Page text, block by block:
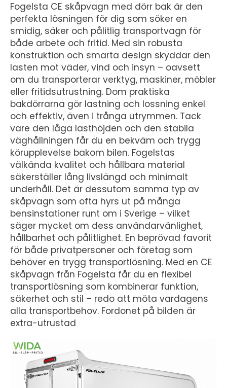
Fogelsta CE skåpvagn med dörr bak är den
perfekta lösningen för dig som söker en
smidig, säker och pålitlig transportvagn för
både arbete och fritid. Med sin robusta
konstruktion och smarta design skyddar den
lasten mot väder, vind och insyn – oavsett
om du transporterar verktyg, maskiner, möbler
eller fritidsutrustning. Dom praktiska
bakdörrarna gör lastning och lossning enkel
och effektiv, även i trånga utrymmen. Tack
vare den låga lasthöjden och den stabila
väghållningen får du en bekväm och trygg
körupplevelse bakom bilen. Fogelstas
välkända kvalitet och hållbara material
säkerställer lång livslängd och minimalt
underhåll. Det är dessutom samma typ av
skåpvagn som ofta hyrs ut på många
bensinstationer runt om i Sverige – vilket
säger mycket om dess användarvänlighet,
hållbarhet och pålitlighet. En beprövad favorit
för både privatpersoner och företag som
behöver en trygg transportlösning. Med en CE
skåpvagn från Fogelsta får du en flexibel
transportlösning som kombinerar funktion,
säkerhet och stil – redo att möta vardagens
alla transportbehov. Fordonet på bilden är
extra-utrustad